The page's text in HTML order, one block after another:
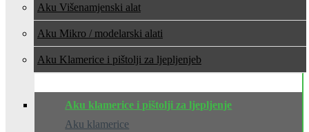
Aku Višenamjenski alat
Aku Mikro / modelarski alati
Aku Klamerice i pištolji za ljepljenje
Aku klamerice i pištolji za ljepljenje
Aku klamerice